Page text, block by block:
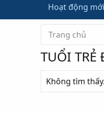
Hoạt động
Trang chủ
TUỔI
Không tìm thấy.